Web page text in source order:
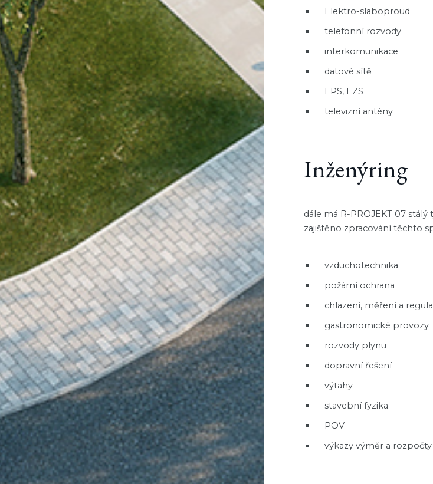
Elektro-slaboproud
telefonní rozvody
interkomunikace
datové sítě
EPS, EZS
televizní antény
Inženýring
dále má R-PROJEKT 07
zajištěno zpracování těchto
vzduchotechnika
požární ochrana
chlazení, měření a
gastronomické provozy
rozvody plynu
dopravní řešení
výtahy
stavební fyzika
POV
výkazy výměr a rozpočty